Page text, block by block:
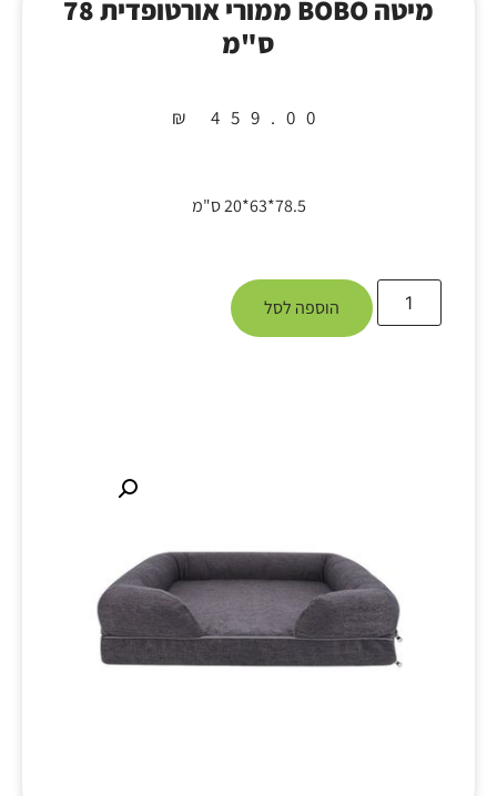
מיטה BOBO ממורי אורטופדית 78
ס"מ
₪ 459.00
78.5*63*20 ס"מ
הוספה לסל